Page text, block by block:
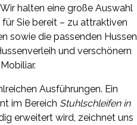
halten eine große Auswahl
Sie bereit – zu attraktiven
sowie die passenden Hussen
und verschönern
Ausführungen. Ein
im Bereich Stuhlschleifen in
erweitert wird, zeichnet uns